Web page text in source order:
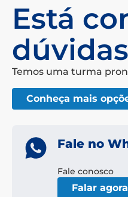
Está
Temos uma turma
Conheça mais
Fale no
Fale conosco
Falar agora